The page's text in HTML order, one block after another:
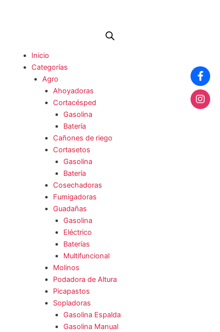
Inicio
Categorías
Agro
Ahoyadoras
Cortacésped
Gasolina
Batería
Cañones de riego
Cortasetos
Gasolina
Batería
Cosechadoras
Fumigadoras
Guadañas
Gasolina
Eléctrico
Baterías
Multifuncional
Molinos
Podadora de Altura
Picapastos
Sopladoras
Gasolina Espalda
Gasolina Manual